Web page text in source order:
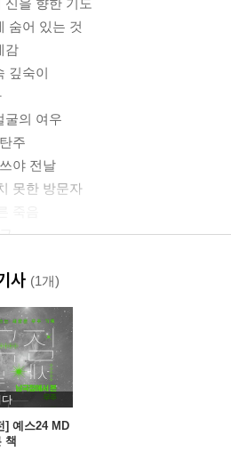
신을 향한 기도
숨어 있는 것
감
깊숙이
굴의 여우
주
야 전날
못한 방문자
치실에서
쇄 살인사건
검은 안개
면 아래
사 (1개)
] 예스24 MD
책